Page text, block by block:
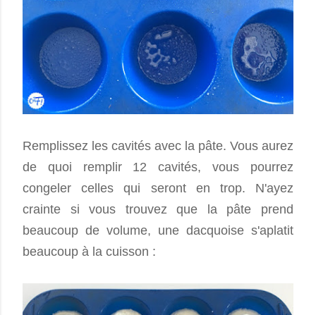
Remplissez les cavités avec la pâte. Vous aurez
de quoi remplir 12 cavités, vous pourrez
congeler celles qui seront en trop. N'ayez
crainte si vous trouvez que la pâte prend
beaucoup de volume, une dacquoise s'aplatit
beaucoup à la cuisson :